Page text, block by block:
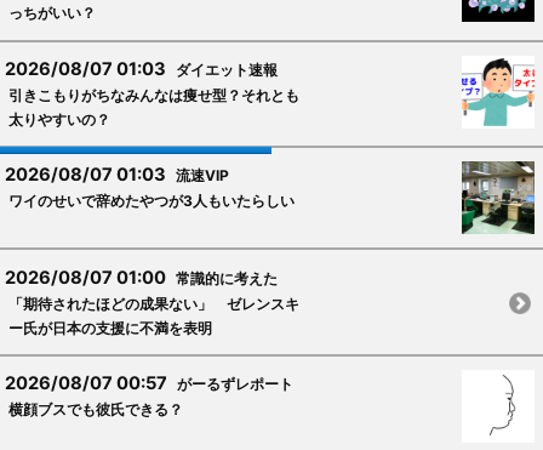
っちがいい？
2026/08/07 01:03ダイエット速報
引きこもりがちなみんなは痩せ型？それとも
太りやすいの？
2026/08/07 01:03流速VIP
ワイのせいで辞めたやつが3人もいたらしい
2026/08/07 01:00常識的に考えた
「期待されたほどの成果ない」 ゼレンスキ
ー氏が日本の支援に不満を表明
2026/08/07 00:57がーるずレポート
横顔ブスでも彼氏できる？